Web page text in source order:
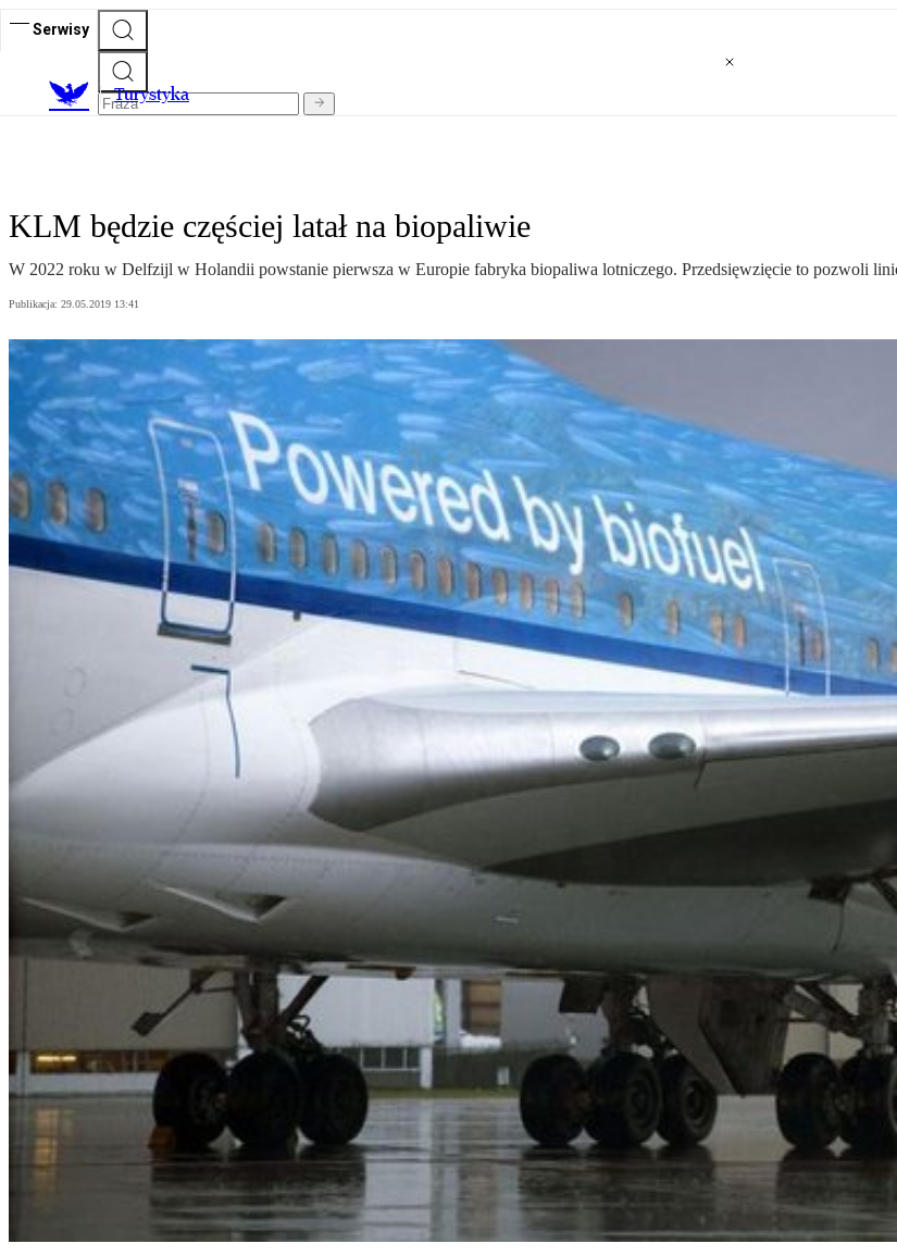
Serwisy
Turystyka
KLM będzie częściej latał na biopaliwie
W 2022 roku w Delfzijl w Holandii powstanie pierwsza w Europie fabryka biopaliwa lotniczego. Przedsięwzięcie to pozwoli
Publikacja: 29.05.2019 13:41